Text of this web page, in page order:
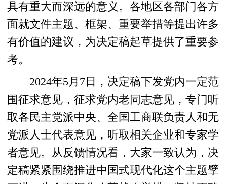
具有重大而深远的意义。各地区各部门各方
面就文件主题、框架、重要举措等提出许多
有价值的建议，为决定稿起草提供了重要参
考。
2024年5月7日，决定稿下发党内一定范
围征求意见，征求党内老同志意见，专门听
取各民主党派中央、全国工商联负责人和无
党派人士代表意见，听取相关企业和专家学
者意见。从反馈情况看，大家一致认为，决
定稿紧紧围绕推进中国式现代化这个主题擘